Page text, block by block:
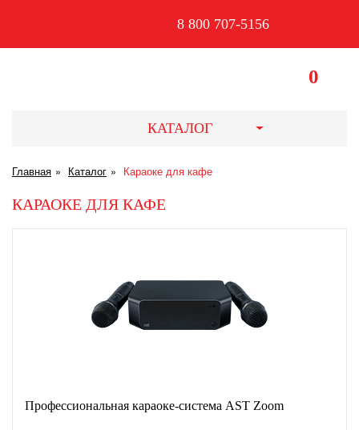
8 800 707-5156
0
КАТАЛОГ
Главная Каталог Караоке для кафе
КАРАОКЕ ДЛЯ КАФЕ
Профессиональная караоке-система AST Zoom